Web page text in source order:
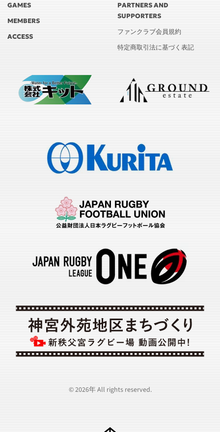
GAMES
MEMBERS
ACCESS
PARTNERS AND
SUPPORTERS
ファンクラブ会員規約
特定商取引法に基づく表記
©2026年All rights reserved.